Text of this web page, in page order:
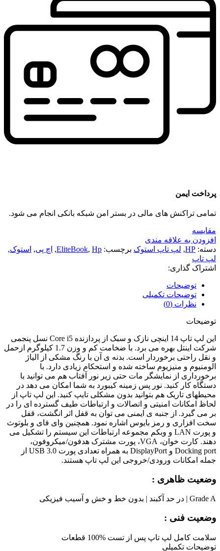
پرداخت ایمن
تمامی تراکنش های مالی در بستر امن شبکه بانکی انجام می شود.
مقايسه
افزودن به علاقه مندی
دسته: HP
, لپ تاپ استوک برچسب: EliteBook, Hp
, اچ پی, استوک,
لپ تاپ
اشتراک گذاری:
توضیحات
توضیحات تکمیلی
نظرات (0)
توضیحات
این لپ تاپ 14 اینچی نازک و سبک از پردازنده Core i5 نسل پنجمی
شرکت اینتل بهره می برد. با ضخامت کم و وزن 1.7 کیلوگرم ازحمل
و نقل راحتی برخوردار است. بدنه ی آن با رنگ مشکی از الیاژ
الومنیوم و منیزیوم ساخته شده و استحکام زیادی دارد. با
برخورداری از نمایشگر مات حتی زیر نور آفتاب هم می توانید با
دستگاه کار کنید. نور پس زمینه کیبورد به شما امکان می دهد در
محیطهای تاریک هم بتوانید بدون مشکلی تایپ کنید. این لپ تاپ از
لحاظ امکانات امنیتی و اتصالات و ارتباطات طیف گسترده ای را در
بر می گیرد. از جنبه ی ایمنی می توان به قفل اثر انگشت، قفل
سخت افزاری و رمز بایوس اشاره نمود. همچنین وای فای و بلوتوث
و پورت LAN و وبکم مجموعه ارتباطات این سیستم را تشکیل می
دهند. کارت خوان، VGA، پورت مشترک هدفون/میکروفون،
Docking port و DisplayPort به همراه تعدادی پورت USB 3.0 از
جمله امکانات ورودی/خروجی این لپ تاپ هستند.
وضعیت ظاهری :
Grade A | در حد آکبند | بدون خط و خش و آسیب فیزیکی
وضعیت فنی :
سلامت کامل لپ تاپ پس از تست %100 قطعات
توضیحات تکمیلی